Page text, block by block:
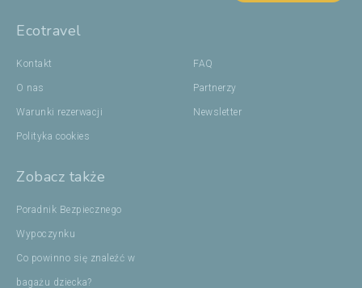
Ecotravel
Kontakt
O nas
Warunki rezerwacji
Polityka cookies
FAQ
Partnerzy
Newsletter
Zobacz także
Poradnik Bezpiecznego
Wypoczynku
Co powinno się znaleźć w
bagażu dziecka?